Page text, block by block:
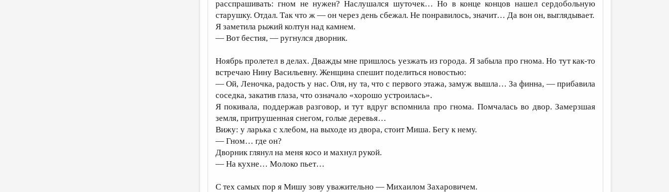
расспрашивать: гном не нужен? Наслушался шуточек… Но в конце концов нашел сердобольную
старушку. Отдал. Так что ж — он через день сбежал. Не понравилось, значит… Да вон он, выглядывает.
Я заметила рыжий колтун над камнем.
— Вот бестия, — ругнулся дворник.
Ноябрь пролетел в делах. Дважды мне пришлось уезжать из города. Я забыла про гнома. Но тут как-то
встречаю Нину Васильевну. Женщина спешит поделиться новостью:
— Ой, Леночка, радость у нас. Оля, ну та, что с первого этажа, замуж вышла… За финна, — прибавила
соседка, закатив глаза, что означало «хорошо устроилась».
Я покивала, поддержав разговор, и тут вдруг вспомнила про гнома. Помчалась во двор. Замерзшая
земля, притрушенная снегом, голые деревья…
Вижу: у ларька с хлебом, на выходе из двора, стоит Миша. Бегу к нему.
— Гном… где он?
Дворник глянул на меня косо и махнул рукой.
— На кухне… Молоко пьет…
С тех самых пор я Мишу зову уважительно — Михаилом Захаровичем.